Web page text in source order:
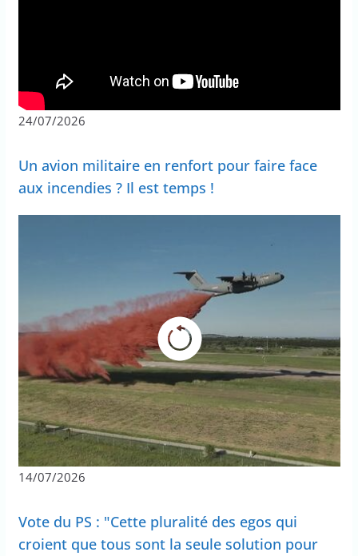
24/07/2026
Un avion militaire en renfort pour faire face
aux incendies ? Il est temps !
14/07/2026
Vote du PS : "Cette pluralité des egos qui
croient que tous sont la seule solution pour